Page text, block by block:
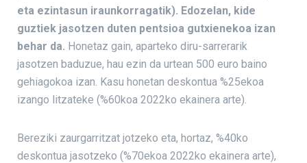
eta ezintasun iraunkorragatik). Edozelan, kide
guztiek jasotzen duten pentsioa gutxienekoa izan
behar da. Honetaz gain, aparteko diru-sarrerarik
jasotzen baduzue, hau ezin da urtean 500 euro baino
gehiagokoa izan. Kasu honetan deskontua %25ekoa
izango litzateke (%60koa 2022ko ekainera arte).
Bereziki zaurgarritzat jotzeko eta, hortaz, %40ko
deskontua jasotzeko (%70ekoa 2022ko ekainera arte),